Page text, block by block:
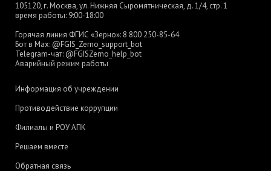
105120, г. Москва, ул. Нижняя Сыромятническая, д. 1/4, стр. 1
время работы: 9:00-18:00
Горячая линия ФГИС «Зерно»: 8 800 250-85-64
Бот в Max: @FGIS_Zerno_support_bot
Telegram-чат: @FGISZerno_help_bot
Аварийный режим работы
Информация об учреждении
Противодействие коррупции
Филиалы и РОУ АПК
Решаем вместе
Обратная связь